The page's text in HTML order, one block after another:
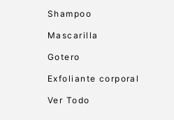
Shampoo
Mascarilla
Gotero
Exfoliante corporal
Ver Todo